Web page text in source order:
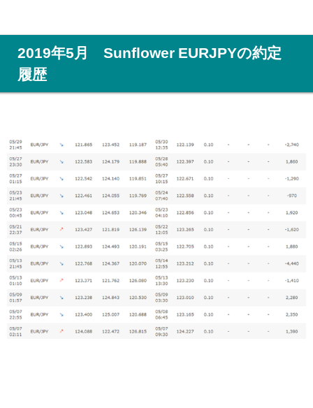
2019年5月 Sunflower EURJPYの約定
履歴